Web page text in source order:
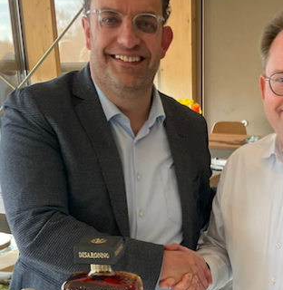
Webshop
Nieuws
Vacatures
Join FC Lisse
Aanmelden voor proeftraining
Lid worden van FC Lisse
Word vrijwilliger
De Club van 100
Uitschrijven